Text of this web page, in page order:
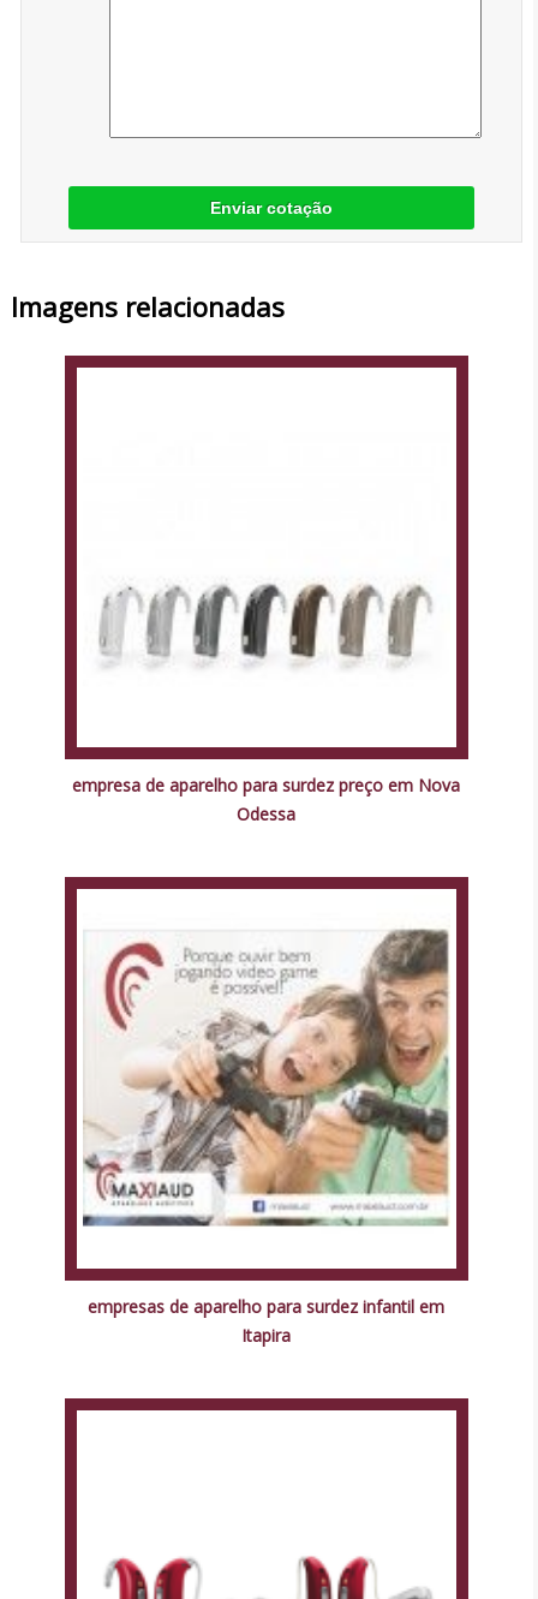
Enviar cotação
Imagens relacionadas
empresa de aparelho para surdez preço em Nova
Odessa
empresas de aparelho para surdez infantil em
Itapira